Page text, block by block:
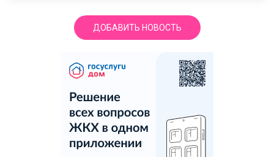
ДОБАВИТЬ НОВОСТЬ